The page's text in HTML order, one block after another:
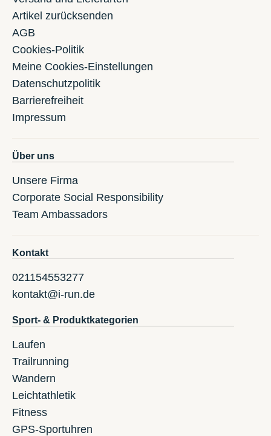
Artikel zurücksenden
AGB
Cookies-Politik
Meine Cookies-Einstellungen
Datenschutzpolitik
Barrierefreiheit
Impressum
Über uns
Unsere Firma
Corporate Social Responsibility
Team Ambassadors
Kontakt
021154553277
kontakt@i-run.de
Sport- & Produktkategorien
Laufen
Trailrunning
Wandern
Leichtathletik
Fitness
GPS-Sportuhren